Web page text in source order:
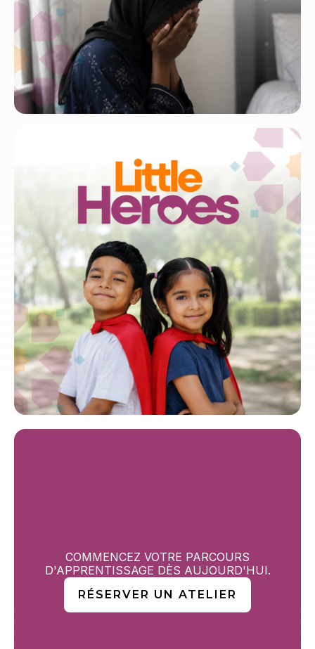
Violence domestique dans
les communautés
musulmanes
Petits Héros (Ramadan/Hajj)
COMMENCEZ VOTRE PARCOURS
D'APPRENTISSAGE DÈS AUJOURD'HUI.
RÉSERVER UN ATELIER